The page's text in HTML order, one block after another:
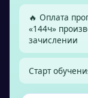
🔥 Оплата
«144ч»
зачислении
Старт